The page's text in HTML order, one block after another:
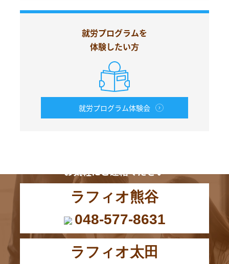
就労プログラムを
体験したい方
就労プログラム体験会
お気軽にご連絡ください
ラフィオ熊谷
048-577-8631
ラフィオ太田